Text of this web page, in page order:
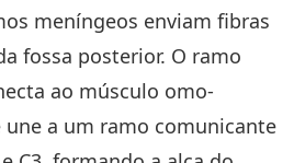
meníngeos enviam fibras
fossa posterior. O ramo
ao músculo omo-
une a um ramo comunicante